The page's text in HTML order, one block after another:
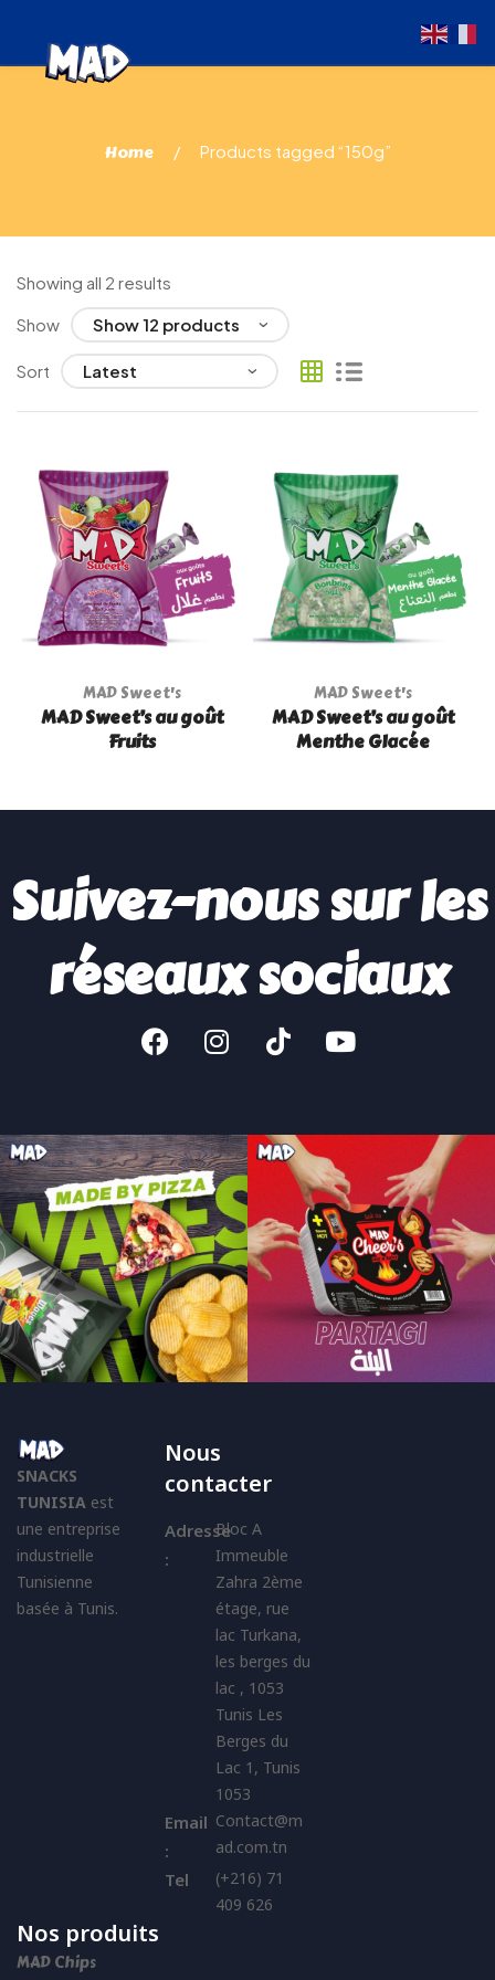
Home Products tagged “150g”
Showing all 2 results
Show
Sort
MAD Sweet's
MAD Sweet’s au goût
Fruits
MAD Sweet's
MAD Sweet’s au goût
Menthe Glacée
Suivez-nous sur les
réseaux sociaux
SNACKS
TUNISIA est
une entreprise
industrielle
Tunisienne
basée à Tunis.
Nous
contacter
Adresse
:
Bloc A
Immeuble
Zahra 2ème
étage, rue
lac Turkana,
les berges du
lac , 1053
Tunis Les
Berges du
Lac 1, Tunis
1053
Email
:
Contact@m
ad.com.tn
Tel
(+216) 71
409 626
Nos produits
MAD Chips